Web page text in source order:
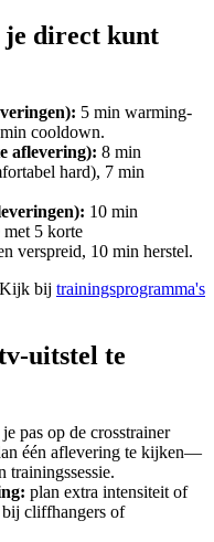
je direct kunt
5 min warming-
cooldown.
aflevering): 8 min
hard), 7 min
10 min
5 korte
verspreid, 10 min herstel.
Kijk bij trainingsprogramma's
uitstel te
je pas op de crosstrainer
één aflevering te kijken—
trainingssessie.
plan extra intensiteit of
bij cliffhangers of